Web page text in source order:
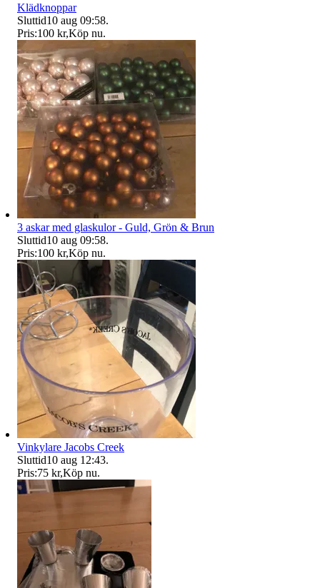
Klädknoppar
Sluttid10 aug 09:58.
Pris:100 kr,Köp nu.
3 askar med glaskulor - Guld, Grön & Brun
Sluttid10 aug 09:58.
Pris:100 kr,Köp nu.
Vinkylare Jacobs Creek
Sluttid10 aug 12:43.
Pris:75 kr,Köp nu.